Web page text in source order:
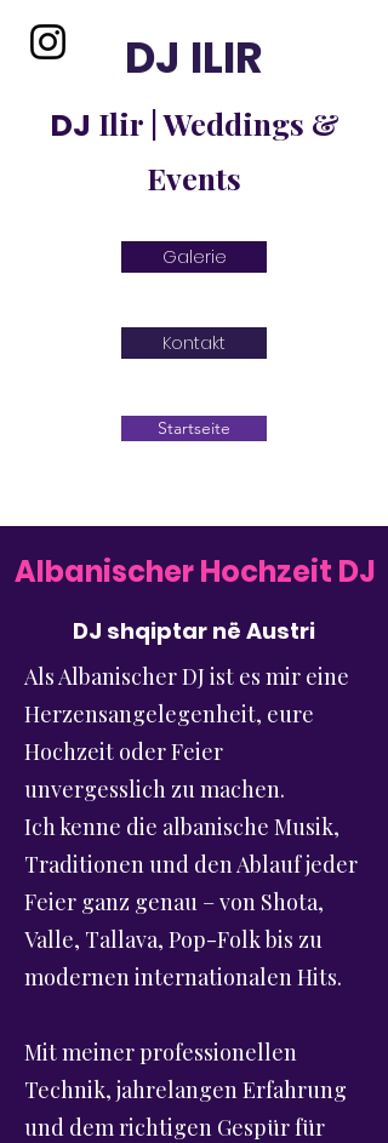
DJ ILIR
Startseite
DJ Ilir | Weddings &
Events
Kontakt
Galerie
Albanischer Hochzeit DJ
DJ shqiptar në Austri
Als Albanischer DJ ist es mir eine
Herzensangelegenheit, eure
Hochzeit oder Feier
unvergesslich zu machen.
Ich kenne die albanische Musik,
Traditionen und den Ablauf jeder
Feier ganz genau – von Shota,
Valle, Tallava, Pop-Folk bis zu
modernen internationalen Hits.
Mit meiner professionellen
Technik, jahrelangen Erfahrung
und dem richtigen Gespür für